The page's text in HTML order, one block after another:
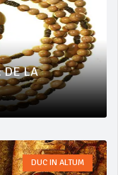
DE LA
DUC IN ALTUM